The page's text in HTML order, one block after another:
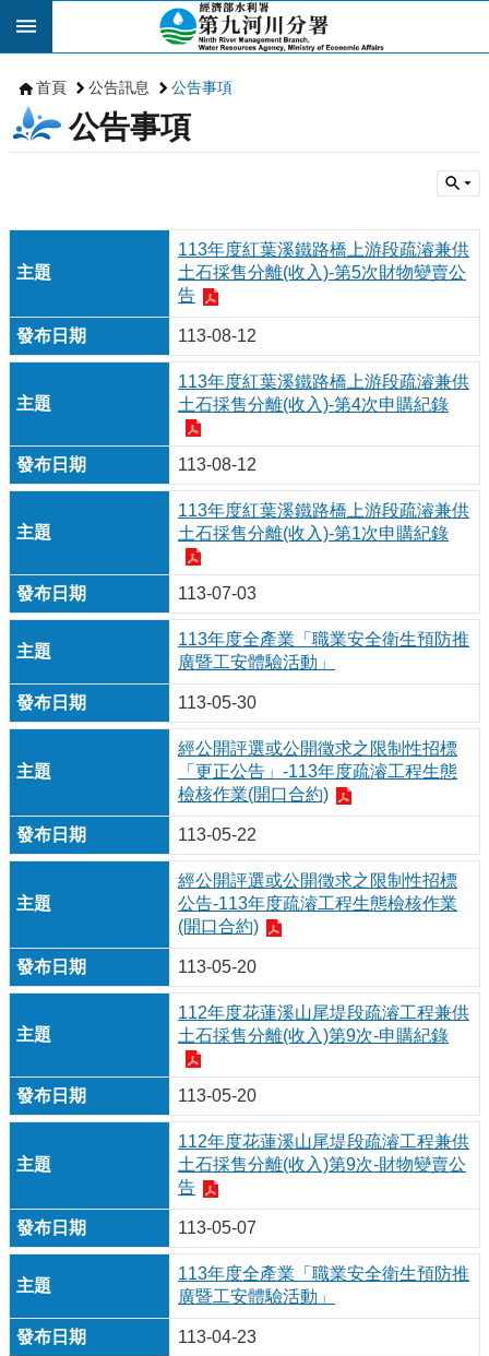
跳到主要內容區塊
首頁 公告訊息 公告事項
公告事項
113年度紅葉溪鐵路橋上游段疏濬兼供
土石採售分離(收入)-第5次財物變賣公
告
113-08-12
113年度紅葉溪鐵路橋上游段疏濬兼供
土石採售分離(收入)-第4次申購紀錄
113-08-12
113年度紅葉溪鐵路橋上游段疏濬兼供
土石採售分離(收入)-第1次申購紀錄
113-07-03
113年度全產業「職業安全衛生預防推
廣暨工安體驗活動」
113-05-30
經公開評選或公開徵求之限制性招標
「更正公告」-113年度疏濬工程生態
檢核作業(開口合約)
113-05-22
經公開評選或公開徵求之限制性招標
公告-113年度疏濬工程生態檢核作業
(開口合約)
113-05-20
112年度花蓮溪山尾堤段疏濬工程兼供
土石採售分離(收入)第9次-申購紀錄
113-05-20
112年度花蓮溪山尾堤段疏濬工程兼供
土石採售分離(收入)第9次-財物變賣公
告
113-05-07
113年度全產業「職業安全衛生預防推
廣暨工安體驗活動」
113-04-23